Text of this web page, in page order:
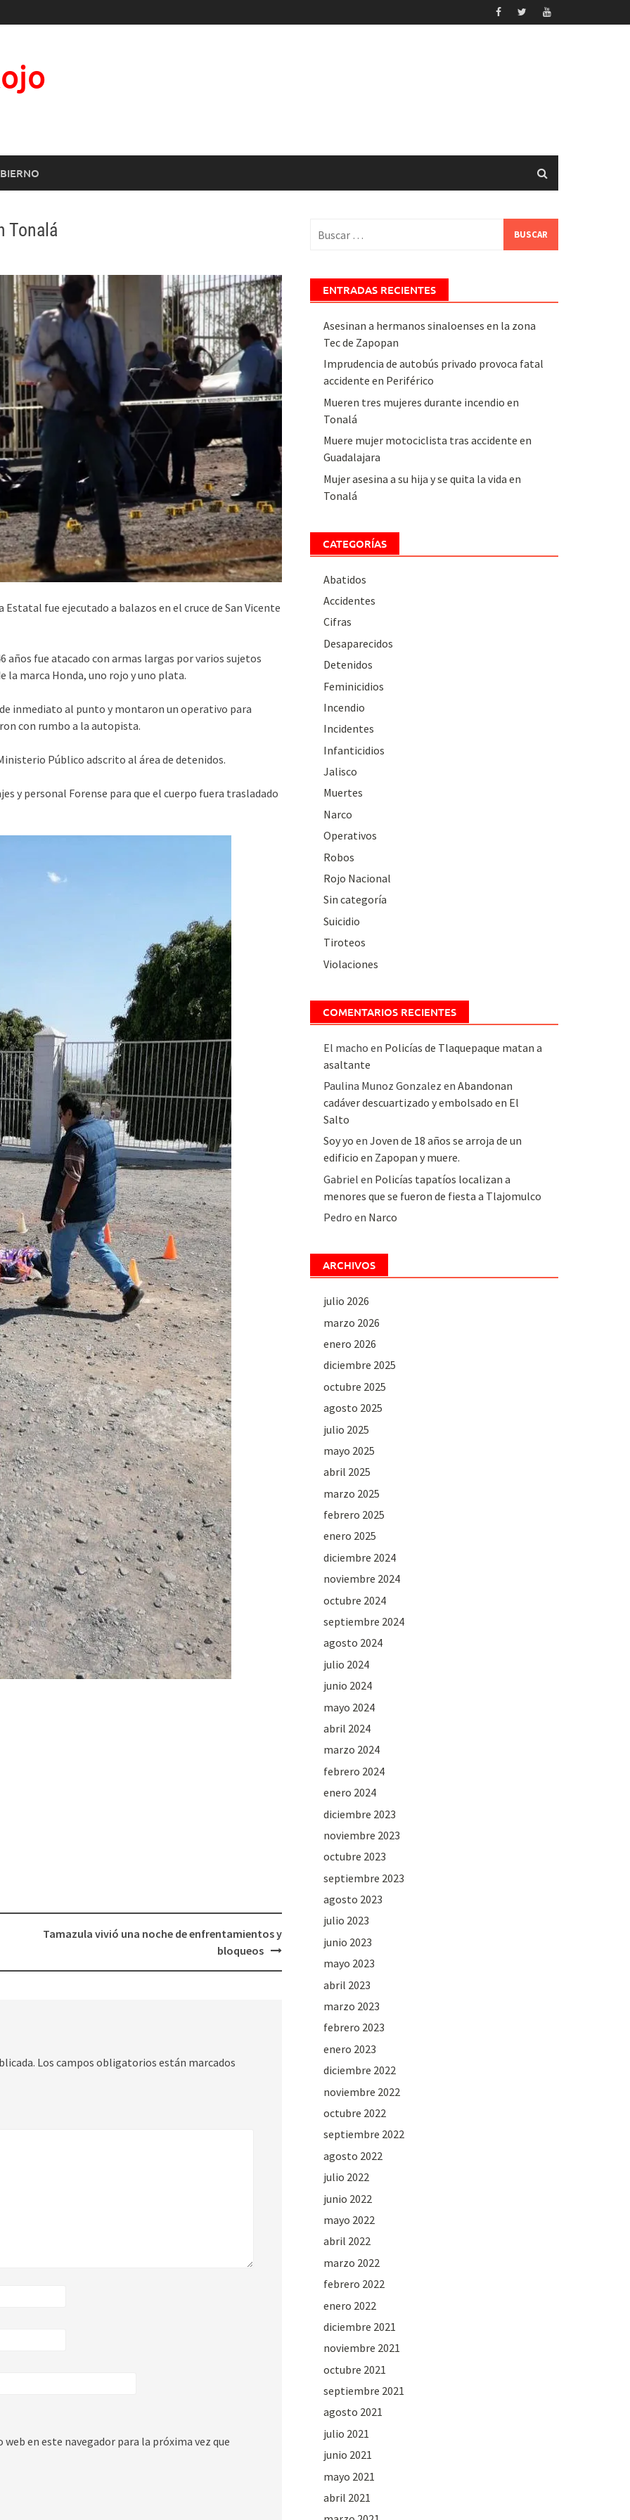
Tonalá
fue ejecutado a balazos en el cruce de San Vicente
años fue atacado con armas largas por varios sujetos
la marca Honda, uno rojo y uno plata.
inmediato al punto y montaron un operativo para
con rumbo a la autopista.
Público adscrito al área de detenidos.
y personal Forense para que el cuerpo fuera trasladado
Tamazula vivió una noche de enfrentamientos y
bloqueos
Los campos obligatorios están marcados
en este navegador para la próxima vez que
ENTRADAS RECIENTES
Asesinan a hermanos sinaloenses en la zona
Tec de Zapopan
Imprudencia de autobús privado provoca fatal
accidente en Periférico
Mueren tres mujeres durante incendio en
Tonalá
Muere mujer motociclista tras accidente en
Guadalajara
Mujer asesina a su hija y se quita la vida en
Tonalá
CATEGORÍAS
Abatidos
Accidentes
Cifras
Desaparecidos
Detenidos
Feminicidios
Incendio
Incidentes
Infanticidios
Jalisco
Muertes
Narco
Operativos
Robos
Rojo Nacional
Sin categoría
Suicidio
Tiroteos
Violaciones
COMENTARIOS RECIENTES
El macho en Policías de Tlaquepaque matan a
asaltante
Paulina Munoz Gonzalez en Abandonan
cadáver descuartizado y embolsado en El
Salto
Soy yo en Joven de 18 años se arroja de un
edificio en Zapopan y muere.
Gabriel en Policías tapatíos localizan a
menores que se fueron de fiesta a Tlajomulco
Pedro en Narco
ARCHIVOS
julio 2026
marzo 2026
enero 2026
diciembre 2025
octubre 2025
agosto 2025
julio 2025
mayo 2025
abril 2025
marzo 2025
febrero 2025
enero 2025
diciembre 2024
noviembre 2024
octubre 2024
septiembre 2024
agosto 2024
julio 2024
junio 2024
mayo 2024
abril 2024
marzo 2024
febrero 2024
enero 2024
diciembre 2023
noviembre 2023
octubre 2023
septiembre 2023
agosto 2023
julio 2023
junio 2023
mayo 2023
abril 2023
marzo 2023
febrero 2023
enero 2023
diciembre 2022
noviembre 2022
octubre 2022
septiembre 2022
agosto 2022
julio 2022
junio 2022
mayo 2022
abril 2022
marzo 2022
febrero 2022
enero 2022
diciembre 2021
noviembre 2021
octubre 2021
septiembre 2021
agosto 2021
julio 2021
junio 2021
mayo 2021
abril 2021